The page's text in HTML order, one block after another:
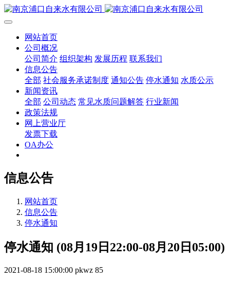
网站首页
公司概况
公司简介 组织架构 发展历程 联系我们
信息公告
全部 社会服务承诺制度 通知公告 停水通知 水质公示
新闻资讯
全部 公司动态 常见水质问题解答 行业新闻
政策法规
网上营业厅
发票下载
OA办公
信息公告
网站首页
信息公告
停水通知
停水通知 (08月19日22:00-08月20日05:00)
2021-08-18 15:00:00 pkwz 85